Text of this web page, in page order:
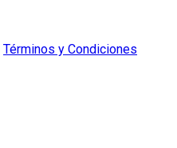
Términos y Condiciones